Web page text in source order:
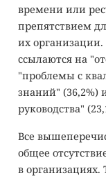
времени или
препятствием
их
ссылаются на
"проблемы с
знаний" (36,2%)
руководства"
Все
общее
в организациях.